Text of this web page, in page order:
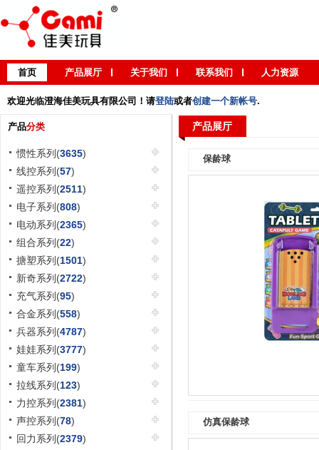
首页 产品展厅 关于我们 联系我们 人力资源
欢迎光临澄海佳美玩具有限公司！请登陆或者创建一个新帐号.
产品分类
惯性系列(3635)
线控系列(57)
遥控系列(2511)
电子系列(808)
电动系列(2365)
组合系列(22)
搪塑系列(1501)
新奇系列(2722)
充气系列(95)
合金系列(558)
兵器系列(4787)
娃娃系列(3777)
童车系列(199)
拉线系列(123)
力控系列(2381)
声控系列(78)
回力系列(2379)
产品展厅
保龄球
仿真保龄球